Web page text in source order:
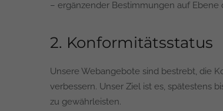
– ergänzender Bestimmungen auf Ebene
2. Konformitätsstatus
Unsere Webangebote sind bestrebt, die
verbessern. Unser Ziel ist es, spätestens
zu gewährleisten.